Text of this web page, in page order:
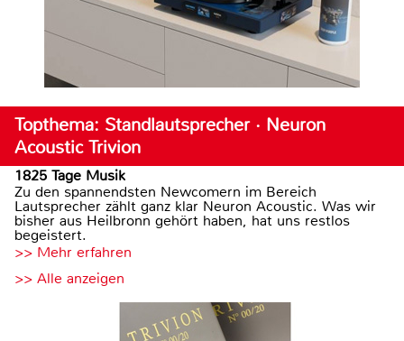
Topthema: Standlautsprecher · Neuron
Acoustic Trivion
1825 Tage Musik
Zu den spannendsten Newcomern im Bereich
Lautsprecher zählt ganz klar Neuron Acoustic. Was wir
bisher aus Heilbronn gehört haben, hat uns restlos
begeistert.
>> Mehr erfahren
>> Alle anzeigen